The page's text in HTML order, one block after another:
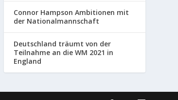
Connor Hampson Ambitionen mit
der Nationalmannschaft
Deutschland träumt von der
Teilnahme an die WM 2021 in
England